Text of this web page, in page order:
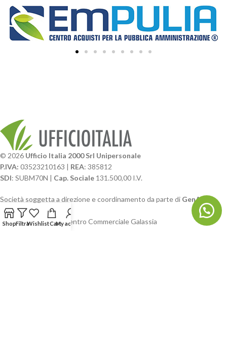
© 2026 Ufficio Italia 2000 Srl Unipersonale
P.IVA: 03523210163 | REA: 385812
SDI: SUBM70N | Cap. Sociale 131.500,00 I.V.
Società soggetta a direzione e coordinamento da parte di GenALFA
Holding srl
Via A. Ponti n. 4 – Centro Commerciale Galassia
ShopFiltraWishlistCartMy account